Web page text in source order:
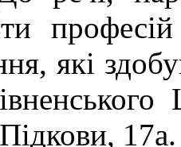
які
Підкови,